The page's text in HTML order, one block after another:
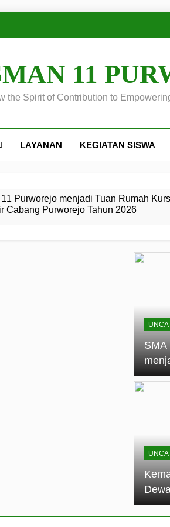
11
the Spirit of Contribution to
LAYANAN KEGIATAN SISWA
Purworejo menjadi Tuan Rumah
Cabang Purworejo Tahun 2026
Calon Dewan Ambalan
11 Purworejo Sukses Gelar LPBB
Tingkat
Gugus Depan
di LKBB
oleh Pasukan Khusus
11
Negeri 11 Purworejo
menjadi lokasi pelaksanaan
SMA
11